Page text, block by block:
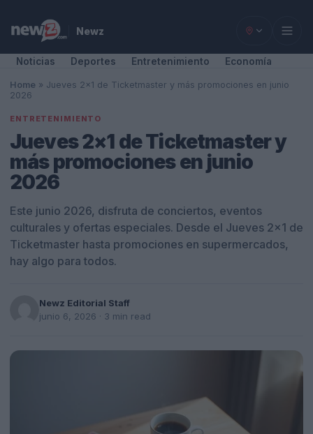
Newz
Noticias Deportes Entretenimiento Economía
Home » Jueves 2×1 de Ticketmaster y más promociones en junio
2026
ENTRETENIMIENTO
Jueves 2×1 de Ticketmaster y
más promociones en junio
2026
Este junio 2026, disfruta de conciertos, eventos
culturales y ofertas especiales. Desde el Jueves 2x1 de
Ticketmaster hasta promociones en supermercados,
hay algo para todos.
Newz Editorial Staff
junio 6, 2026 · 3 min read